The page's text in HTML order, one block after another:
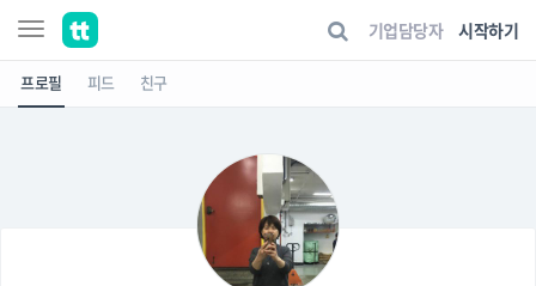
기업담당자 시작하기
프로필 피드 친구